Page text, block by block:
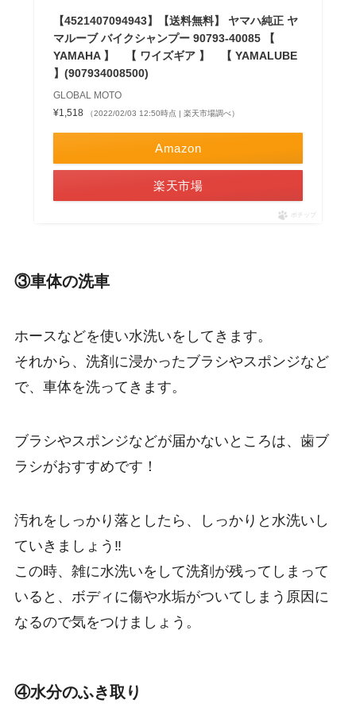
【4521407094943】【送料無料】 ヤマハ純正 ヤ
マルーブ バイクシャンプー 90793-40085 【
YAMAHA 】 【 ワイズギア 】 【 YAMALUBE
】(907934008500)
GLOBAL MOTO
¥1,518
（2022/02/03 12:50時点 | 楽天市場調べ）
Amazon
楽天市場
ポチップ
③車体の洗車
ホースなどを使い水洗いをしてきます。
それから、洗剤に浸かったブラシやスポンジなど
で、車体を洗ってきます。
ブラシやスポンジなどが届かないところは、歯ブ
ラシがおすすめです！
汚れをしっかり落としたら、しっかりと水洗いし
ていきましょう‼
この時、雑に水洗いをして洗剤が残ってしまって
いると、ボディに傷や水垢がついてしまう原因に
なるので気をつけましょう。
④水分のふき取り